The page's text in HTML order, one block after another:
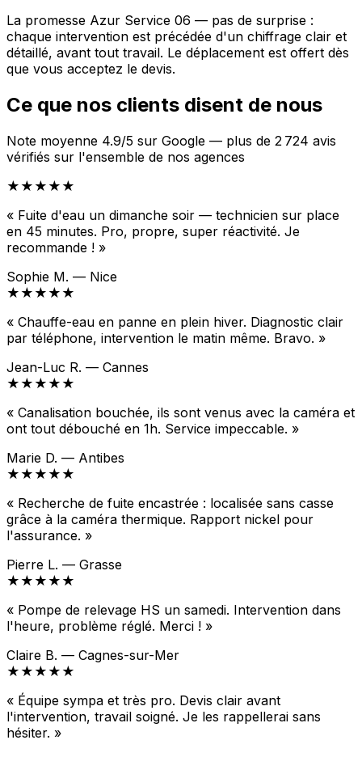
La promesse Azur Service 06 — pas de surprise :
chaque intervention est précédée d'un chiffrage clair et
détaillé, avant tout travail. Le déplacement est offert dès
que vous acceptez le devis.
Ce que nos clients disent de nous
Note moyenne 4.9/5 sur Google — plus de 2 724 avis
vérifiés sur l'ensemble de nos agences
★★★★★
« Fuite d'eau un dimanche soir — technicien sur place
en 45 minutes. Pro, propre, super réactivité. Je
recommande ! »
Sophie M. — Nice
★★★★★
« Chauffe-eau en panne en plein hiver. Diagnostic clair
par téléphone, intervention le matin même. Bravo. »
Jean-Luc R. — Cannes
★★★★★
« Canalisation bouchée, ils sont venus avec la caméra et
ont tout débouché en 1h. Service impeccable. »
Marie D. — Antibes
★★★★★
« Recherche de fuite encastrée : localisée sans casse
grâce à la caméra thermique. Rapport nickel pour
l'assurance. »
Pierre L. — Grasse
★★★★★
« Pompe de relevage HS un samedi. Intervention dans
l'heure, problème réglé. Merci ! »
Claire B. — Cagnes-sur-Mer
★★★★★
« Équipe sympa et très pro. Devis clair avant
l'intervention, travail soigné. Je les rappellerai sans
hésiter. »